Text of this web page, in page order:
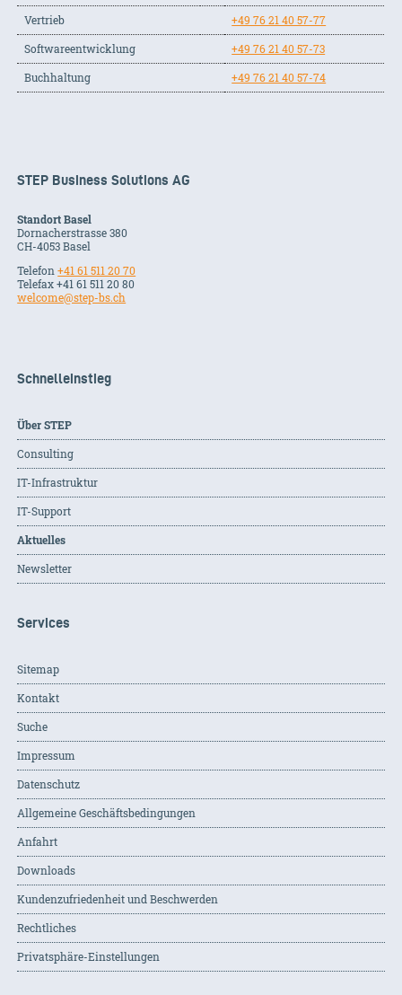
Vertrieb
+49 76 21 40 57-77
Softwareentwicklung
+49 76 21 40 57-73
Buchhaltung
+49 76 21 40 57-74
STEP Business Solutions AG
Standort Basel
Dornacherstrasse 380
CH-4053Basel
Telefon+41 61 511 20 70
Telefax +41 61 511 20 80
welcome@step-bs.ch
Schnelleinstieg
Über STEP
Consulting
IT-Infrastruktur
IT-Support
Aktuelles
Newsletter
Services
Sitemap
Kontakt
Suche
Impressum
Datenschutz
Allgemeine Geschäftsbedingungen
Anfahrt
Downloads
Kundenzufriedenheit und Beschwerden
Rechtliches
Privatsphäre-Einstellungen